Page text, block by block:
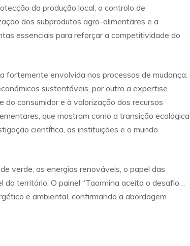
da produção local, o controlo de
dos subprodutos agro-alimentares e a
essenciais para reforçar a competitividade do
fortemente envolvida nos processos de mudança:
sustentáveis, por outro a expertise
consumidor e à valorização dos recursos
que mostram como a transição ecológica
científica, as instituições e o mundo
verde, as energias renováveis, o papel das
território. O painel “Taormina aceita o desafio…
e ambiental, confirmando a abordagem